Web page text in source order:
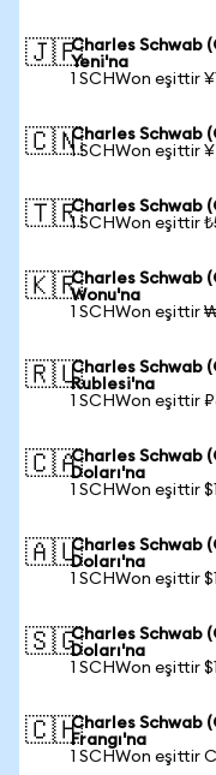
🇯🇵Charles Schwab
Yeni'na
1 SCHWon eşittir
🇨🇳Charles Schwab
1 SCHWon eşittir
🇹🇷Charles Schwab
1 SCHWon eşittir
🇰🇷Charles Schwab
Wonu'na
1 SCHWon eşittir
🇷🇺Charles Schwab
Rublesi'na
1 SCHWon eşittir
🇨🇦Charles Schwab
Doları'na
1 SCHWon eşittir
🇦🇺Charles Schwab
Doları'na
1 SCHWon eşittir
🇸🇬Charles Schwab
Doları'na
1 SCHWon eşittir
🇨🇭Charles Schwab
Frangı'na
1 SCHWon eşittir